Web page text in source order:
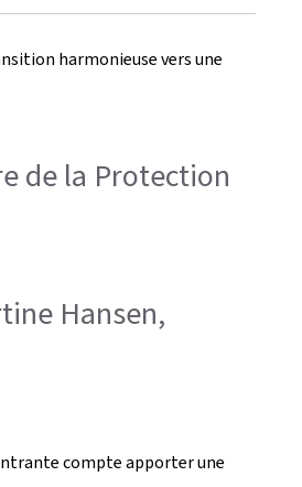
harmonieuse vers une
de la Protection
Hansen,
compte apporter une